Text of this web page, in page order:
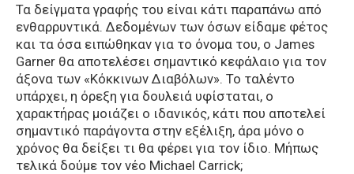
Τα δείγματα γραφής του είναι κάτι παραπάνω από
ενθαρρυντικά. Δεδομένων των όσων είδαμε φέτος
και τα όσα ειπώθηκαν για το όνομα του, ο James
Garner θα αποτελέσει σημαντικό κεφάλαιο για τον
άξονα των «Κόκκινων Διαβόλων». Το ταλέντο
υπάρχει, η όρεξη για δουλειά υφίσταται, ο
χαρακτήρας μοιάζει ο ιδανικός, κάτι που αποτελεί
σημαντικό παράγοντα στην εξέλιξη, άρα μόνο ο
χρόνος θα δείξει τι θα φέρει για τον ίδιο. Μήπως
τελικά δούμε τον νέο Michael Carrick;